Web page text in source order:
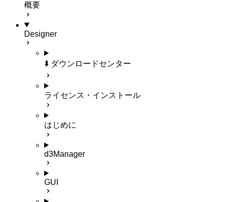
概要
Designer
⬇️ ダウンロードセンター
ライセンス・インストール
はじめに
d3Manager
GUI